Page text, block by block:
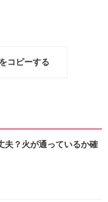
コピーする
夫？火が通っているか確